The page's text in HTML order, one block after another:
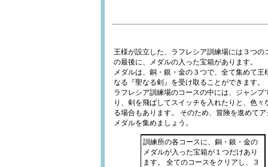
王様が設立した、ラフレシア訓練場には３つの
の最後に、メダルの入った宝箱があります。
メダルは、銅・銀・金の３つで、全て集めて王
なる『聖なる剣』を受け取ることができます。
ラフレシア訓練場のコースの中には、ジャンプ
り、剣を飛ばしてスイッチを入れたりと、色々
る場合もあります。 そのため、冒険を進めて
メダルを集めましょう。
訓練所の各コースに、銅・銀・金の
メダルが入った宝箱が１つだけあり
ます。 全てのコースをクリアし、３